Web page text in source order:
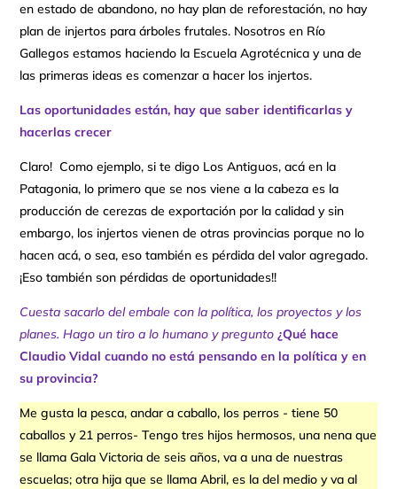
en estado de abandono, no hay plan de reforestación, no hay
plan de injertos para árboles frutales. Nosotros en Río
Gallegos estamos haciendo la Escuela Agrotécnica y una de
las primeras ideas es comenzar a hacer los injertos.
Las oportunidades están, hay que saber identificarlas y
hacerlas crecer
Claro! Como ejemplo, si te digo Los Antiguos, acá en la
Patagonia, lo primero que se nos viene a la cabeza es la
producción de cerezas de exportación por la calidad y sin
embargo, los injertos vienen de otras provincias porque no lo
hacen acá, o sea, eso también es pérdida del valor agregado.
¡Eso también son pérdidas de oportunidades!!
Cuesta sacarlo del embale con la política, los proyectos y los
planes. Hago un tiro a lo humano y pregunto ¿Qué hace
Claudio Vidal cuando no está pensando en la política y en
su provincia?
Me gusta la pesca, andar a caballo, los perros - tiene 50
caballos y 21 perros- Tengo tres hijos hermosos, una nena que
se llama Gala Victoria de seis años, va a una de nuestras
escuelas; otra hija que se llama Abril, es la del medio y va al